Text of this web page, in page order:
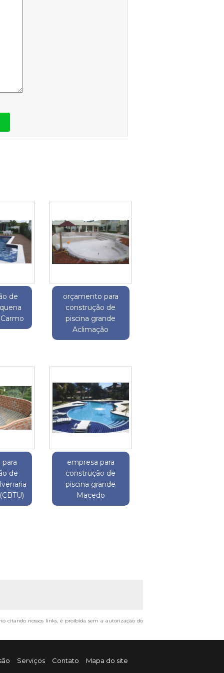
de
orçamento para
construção de
piscina grande
Aclimação
de
empresa para
construção de
piscina grande
Macedo
citando nossos links, é proibida sem a autorização do
Serviços Contato Mapa do site